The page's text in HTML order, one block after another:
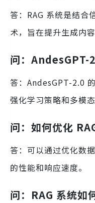
答：RAG 系统是结合
术，旨在提升生成内
问：AndesGPT-
答：AndesGPT-2.0
强化学习策略和多模态
问：如何优化
答：可以通过优化数
的性能和响应速度。
问：RAG 系统如